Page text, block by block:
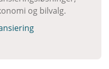
og bilvalg.